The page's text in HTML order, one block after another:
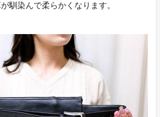
馴染んで柔らかくなります。